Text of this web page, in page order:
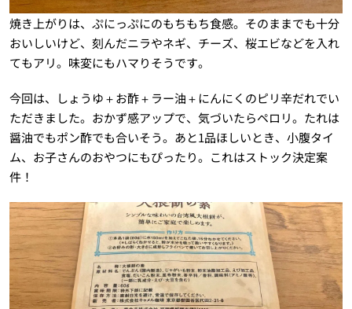
焼き上がりは、ぷにっぷにのもちもち食感。そのままでも十分
おいしいけど、刻んだニラやネギ、チーズ、桜エビなどを入れ
てもアリ。味変にもハマりそうです。
今回は、しょうゆ＋お酢＋ラー油＋にんにくのピリ辛だれでい
ただきました。おかず感アップで、気づいたらペロリ。たれは
醤油でもポン酢でも合いそう。あと1品ほしいとき、小腹タイ
ム、お子さんのおやつにもぴったり。これはストック決定案
件！